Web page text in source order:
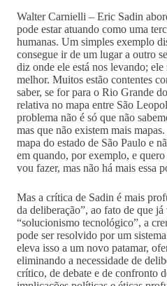
Walter Carnielli – Eric Sadin
pode estar atuando como uma
humanas. Um simples exemplo
consegue ir de um lugar a outro
diz onde ele está nos levando;
melhor. Muitos estão contentes
saber, se for para o Rio Grande
relativa no mapa entre São
problema não é só que não
mas que não existem mais
mapa do estado de São Paulo e
em quando, por exemplo, e
vou fazer, mas não há mais essa
Mas a crítica de Sadin é mais
da deliberação”, ao fato de que
“solucionismo tecnológico”, a
pode ser resolvido por um
eleva isso a um novo patamar,
eliminando a necessidade de
crítico, de debate e de confronto